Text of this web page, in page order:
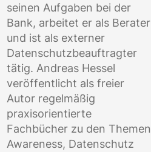
seinen Aufgaben bei der
Bank, arbeitet er als Berater
und ist als externer
Datenschutzbeauftragter
tätig. Andreas Hessel
veröffentlicht als freier
Autor regelmäßig
praxisorientierte
Fachbücher zu den Themen
Awareness, Datenschutz